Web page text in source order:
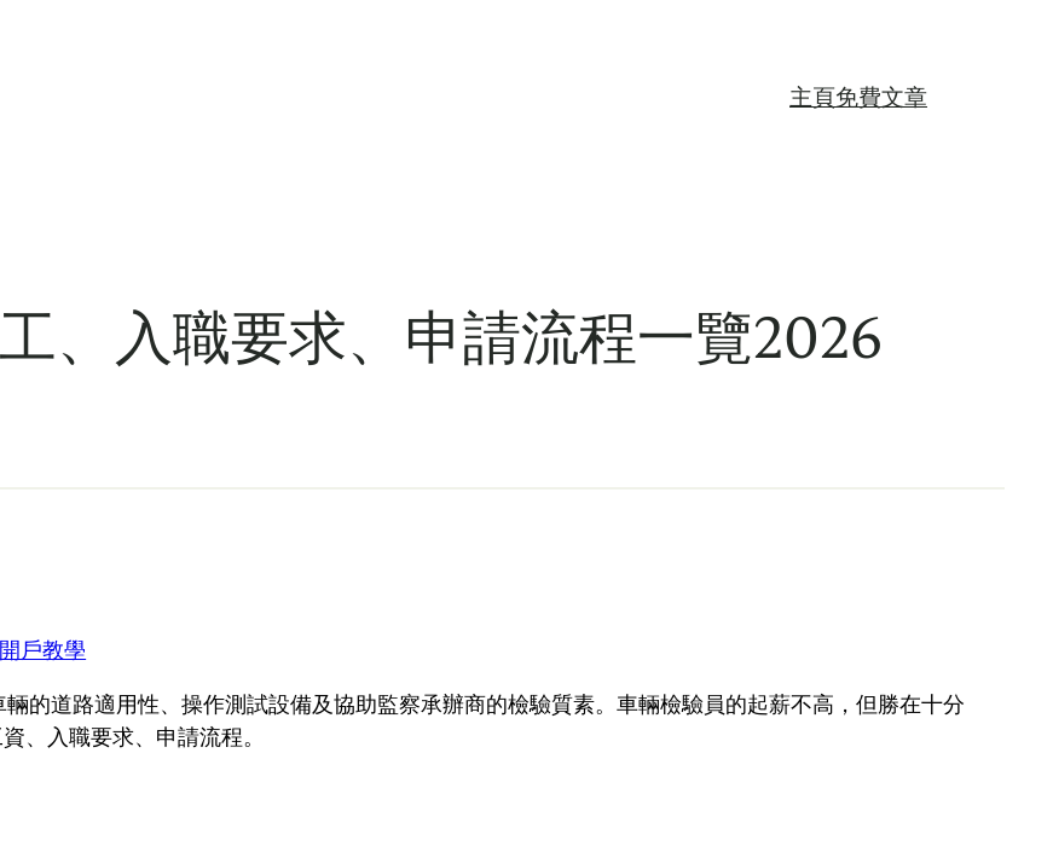
主頁免費文章
、入職要求、申請流程一覽2026
戶教學
的道路適用性、操作測試設備及協助監察承辦商的檢驗質素。車輛檢驗員的起薪不高，但勝在十分
、入職要求、申請流程。